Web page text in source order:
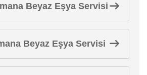
Beyaz Eşya Servisi
Beyaz Eşya Servisi